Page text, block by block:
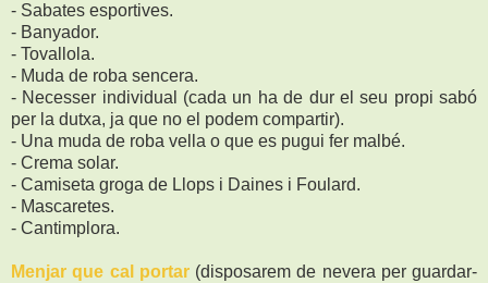
- Sabates esportives.
- Banyador.
- Tovallola.
- Muda de roba sencera.
- Necesser individual (cada un ha de dur el seu propi sabó
per la dutxa, ja que no el podem compartir).
- Una muda de roba vella o que es pugui fer malbé.
- Crema solar.
- Camiseta groga de Llops i Daines i Foulard.
- Mascaretes.
- Cantimplora.
Menjar que cal portar (disposarem de nevera per guardar-